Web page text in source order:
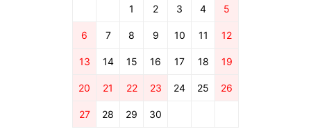
1 2 3 4 5
6 7 8 9 10 11 12
13 14 15 16 17 18 19
20 21 22 23 24 25 26
27 28 29 30